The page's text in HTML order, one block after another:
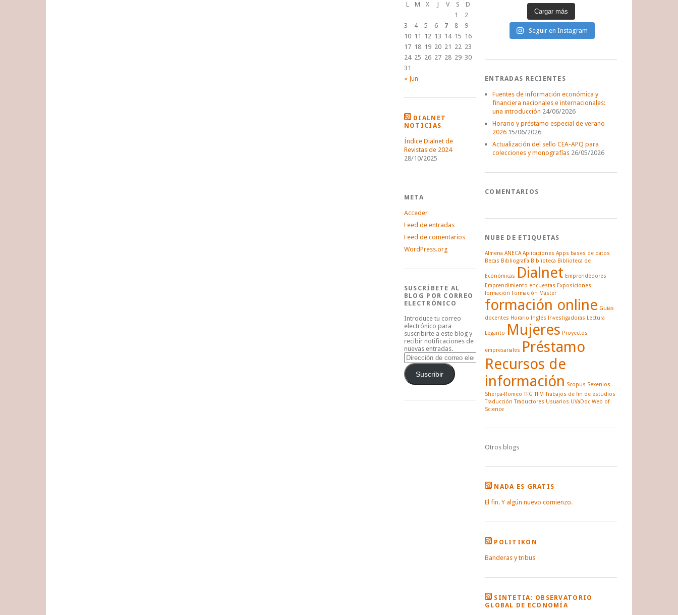
L
M X J V S
D
1
2
3
4 5 6 7 8
9
10 11 12 13 14 15 16
17 18 19 20 21 22 23
24 25 26 27 28 29 30
31
« Jun
DIALNET
NOTICIAS
Índice Dialnet de
Revistas de 2024
28/10/2025
META
Acceder
Feed de entradas
Feed de comentarios
WordPress.org
SUSCRÍBETE AL
BLOG POR CORREO
ELECTRÓNICO
Introduce tu correo
electrónico para
suscribirte a este blog y
recibir notificaciones de
nuevas entradas.
Dirección
de
correo
electrónico
Suscribir
Cargar más
Seguir en Instagram
ENTRADAS RECIENTES
Fuentes de información económica y
financiera nacionales e internacionales:
una introducción 24/06/2026
Horario y préstamo especial de verano
2026 15/06/2026
Actualización del sello CEA-APQ para
colecciones y monografías 26/05/2026
COMENTARIOS
NUBE DE ETIQUETAS
Almena ANECA Aplicaciones Apps bases de datos
Becas Bibliografía Biblioteca Biblioteca de
Económicas Dialnet Emprendedores
Emprendimiento encuestas Exposiciones
formación Formación Máster
formación online Guías
docentes Horario Inglés Investigadoras Lectura
Leganto Mujeres Proyectos
empresariales Préstamo
Recursos de
información Scopus Sexenios
Sherpa-Romeo TFG TFM Trabajos de fin de estudios
Traducción Traductores Usuarios UVaDoc Web of
Science
Otros blogs
NADA ES GRATIS
El fin. Y algún nuevo comienzo.
POLITIKON
Banderas y tribus
SINTETIA: OBSERVATORIO
GLOBAL DE ECONOMÍA